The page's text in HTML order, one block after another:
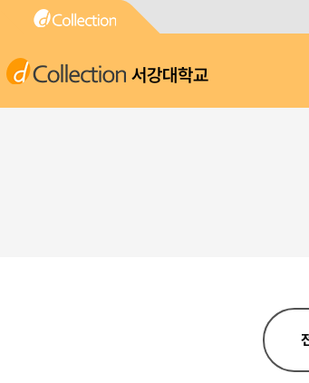
서강대학교